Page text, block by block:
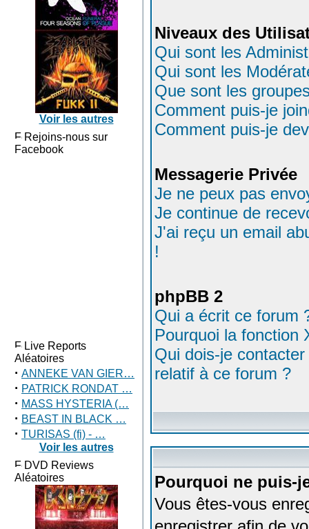
Voir les autres
Rejoins-nous sur
Facebook
Live Reports
Aléatoires
· ANNEKE VAN GIER…
· PATRICK RONDAT …
· MASS HYSTERIA (…
· BEAST IN BLACK …
· TURISAS (fi) - …
Voir les autres
DVD Reviews
Aléatoires
Niveaux des
Qui sont les
Qui sont les
Que sont les
Comment puis-je
Comment puis-je
Messagerie Privée
Je ne peux pas
Je continue de
J'ai reçu un email
!
phpBB 2
Qui a écrit ce forum
Pourquoi la fonction
Qui dois-je
relatif à ce forum ?
Pourquoi ne puis-
Vous êtes-vous